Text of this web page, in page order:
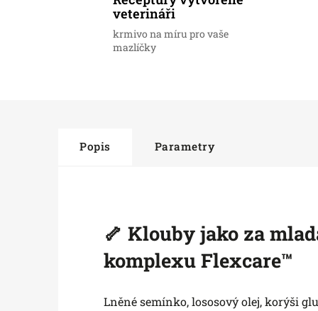
veterináři
krmivo na míru pro vaše
mazlíčky
Popis Parametry
🦴Klouby jako za
komplexu Flexcare™
Lněné semínko, lososový olej, korýši